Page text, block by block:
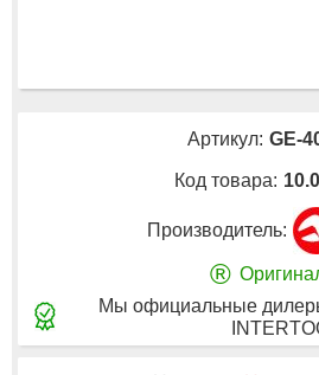
Артикул: GE-
Код товара:
Производитель:
®
Мы официальные